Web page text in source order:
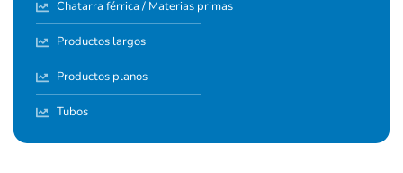
Chatarra férrica / Materias primas
Productos largos
Productos planos
Tubos